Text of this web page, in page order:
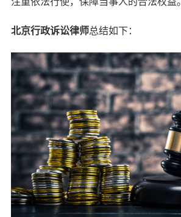
北京行政诉讼律师总结如下：